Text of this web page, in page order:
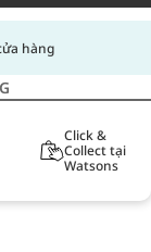
hàng
Click &
Collect tại
Watsons